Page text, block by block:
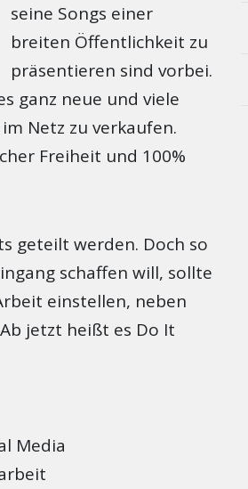
seine Songs einer
breiten Öffentlichkeit zu
präsentieren sind vorbei.
ganz neue und viele
Netz zu verkaufen.
Freiheit und 100%
geteilt werden. Doch so
schaffen will, sollte
einstellen, neben
jetzt heißt es Do It
Media